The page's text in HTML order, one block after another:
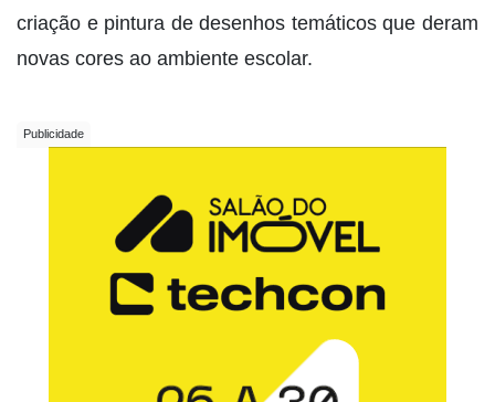
criação e pintura de desenhos temáticos que deram
novas cores ao ambiente escolar.